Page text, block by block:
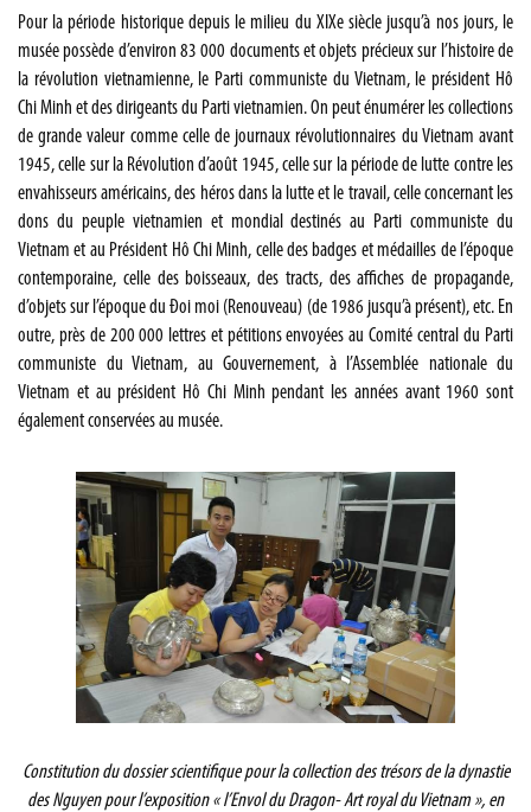
Pour la période historique depuis le milieu du XIXe siècle jusqu’à nos jours, le
musée possède d’environ 83 000 documents et objets précieux sur l’histoire de
la révolution vietnamienne, le Parti communiste du Vietnam, le président Hô
Chi Minh et des dirigeants du Parti vietnamien. On peut énumérer les collections
de grande valeur comme celle de journaux révolutionnaires du Vietnam avant
1945, celle sur la Révolution d’août 1945, celle sur la période de lutte contre les
envahisseurs américains, des héros dans la lutte et le travail, celle concernant les
dons du peuple vietnamien et mondial destinés au Parti communiste du
Vietnam et au Président Hô Chi Minh, celle des badges et médailles de l’époque
contemporaine, celle des boisseaux, des tracts, des affiches de propagande,
d’objets sur l’époque du Đoi moi (Renouveau) (de 1986 jusqu’à présent), etc. En
outre, près de 200 000 lettres et pétitions envoyées au Comité central du Parti
communiste du Vietnam, au Gouvernement, à l’Assemblée nationale du
Vietnam et au président Hô Chi Minh pendant les années avant 1960 sont
également conservées au musée.
Constitution du dossier scientifique pour la collection des trésors de la dynastie
des Nguyen pour l’exposition « l’Envol du Dragon- Art royal du Vietnam », en